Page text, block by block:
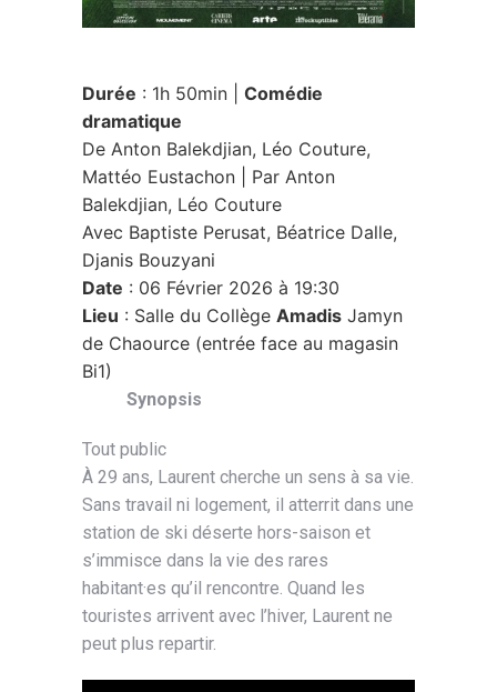
Durée : 1h 50min | Comédie
dramatique
De Anton Balekdjian, Léo Couture,
Mattéo Eustachon | Par Anton
Balekdjian, Léo Couture
Avec Baptiste Perusat, Béatrice Dalle,
Djanis Bouzyani
Date : 06 Février 2026 à 19:30
Lieu : Salle du Collège Amadis Jamyn
de Chaource (entrée face au magasin
Bi1)
Synopsis
Tout public
À 29 ans, Laurent cherche un sens à sa vie.
Sans travail ni logement, il atterrit dans une
station de ski déserte hors-saison et
s’immisce dans la vie des rares
habitant·es qu’il rencontre. Quand les
touristes arrivent avec l’hiver, Laurent ne
peut plus repartir.